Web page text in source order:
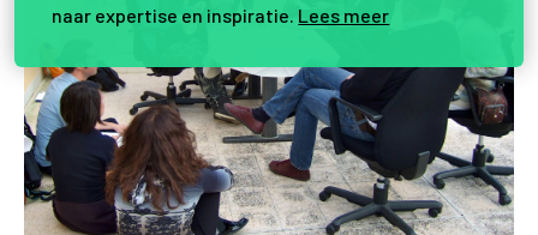
naar expertise en inspiratie. Lees meer